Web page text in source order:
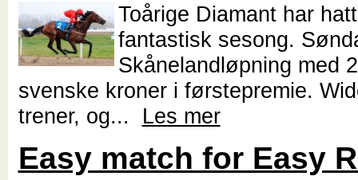
Toårige Diamant har
fantastisk sesong.
Skånelandløpning med
svenske kroner i førstepremie.
trener, og... Les mer
Easy match for Easy